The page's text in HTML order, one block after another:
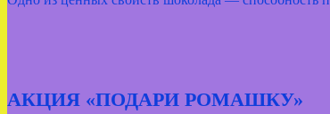
АКЦИЯ «ПОДАРИ РОМАШКУ»